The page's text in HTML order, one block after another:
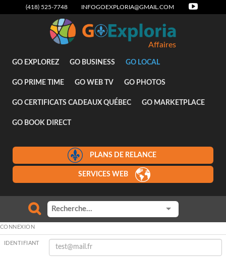
(418) 525-7748 INFOGOEXPLORIA@GMAIL.COM
Affaires
GO EXPLOREZ GO BUSINESS GO LOCAL
GO PRIME TIME GO WEB TV GO PHOTOS
GO CERTIFICATS CADEAUX QUÉBEC GO MARKETPLACE
GO BOOK DIRECT
PLANS DE RELANCE
SERVICES WEB
CONNEXION
IDENTIFIANT